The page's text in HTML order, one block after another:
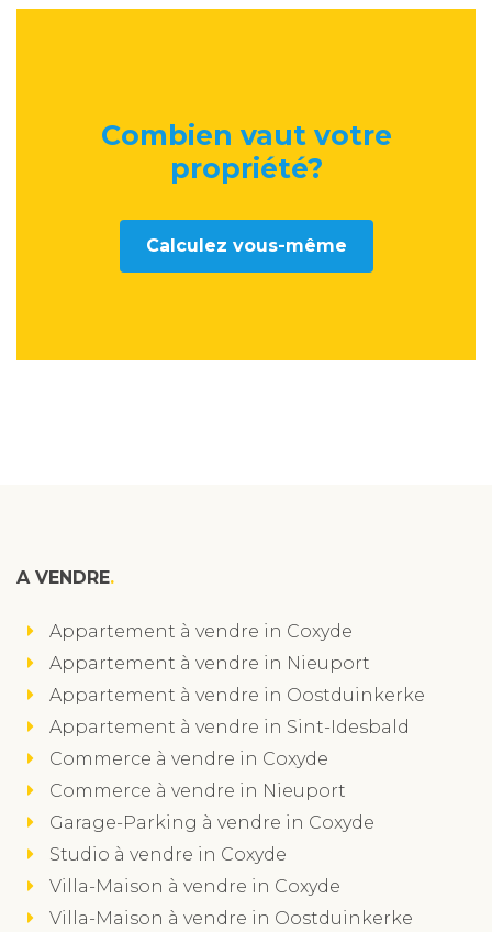
Combien vaut votre
propriété?
Calculez vous-même
A VENDRE
Appartement à vendre in Coxyde
Appartement à vendre in Nieuport
Appartement à vendre in Oostduinkerke
Appartement à vendre in Sint-Idesbald
Commerce à vendre in Coxyde
Commerce à vendre in Nieuport
Garage-Parking à vendre in Coxyde
Studio à vendre in Coxyde
Villa-Maison à vendre in Coxyde
Villa-Maison à vendre in Oostduinkerke